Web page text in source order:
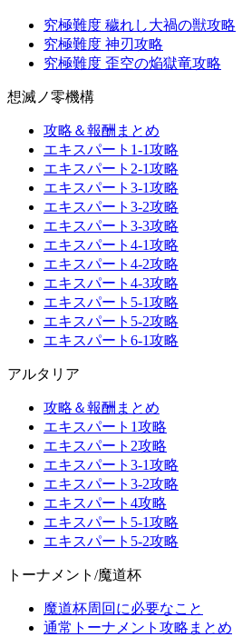
究極難度 穢れし大禍の獣攻略
究極難度 神刃攻略
究極難度 歪空の焔獄竜攻略
想滅ノ零機構
攻略＆報酬まとめ
エキスパート1-1攻略
エキスパート2-1攻略
エキスパート3-1攻略
エキスパート3-2攻略
エキスパート3-3攻略
エキスパート4-1攻略
エキスパート4-2攻略
エキスパート4-3攻略
エキスパート5-1攻略
エキスパート5-2攻略
エキスパート6-1攻略
アルタリア
攻略＆報酬まとめ
エキスパート1攻略
エキスパート2攻略
エキスパート3-1攻略
エキスパート3-2攻略
エキスパート4攻略
エキスパート5-1攻略
エキスパート5-2攻略
トーナメント/魔道杯
魔道杯周回に必要なこと
通常トーナメント攻略まとめ